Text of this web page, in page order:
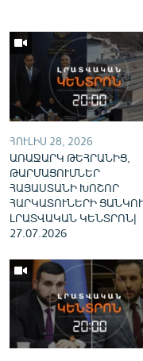
«Ազատության»
ՀՈՒԼԻՍ 28, 2026
ԱՌԱՋԱՐԿ ԹԵՀՐԱՆԻՑ,
ԹԱՐՄԱՑՈՒՄՆԵՐ
ՀԱՅԱՍՏԱՆԻ ԽՈՇՈՐ
ՀԱՐԿԱՏՈՒՆԵՐԻ
ԼՐԱՏՎԱԿԱՆ ԿԵՆՏՐՈՆ|
27.07.2026